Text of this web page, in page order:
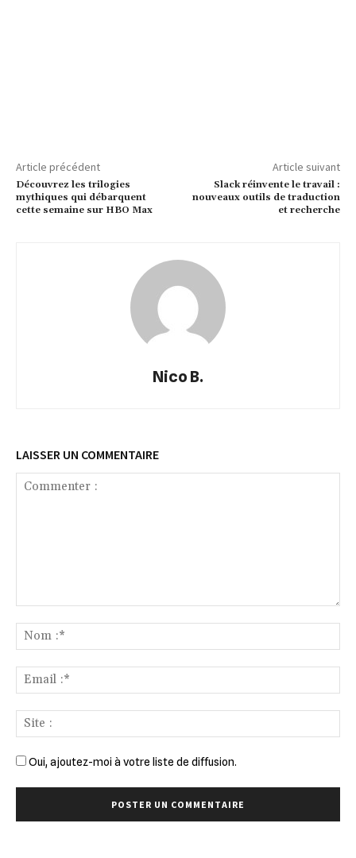
Article précédent
Découvrez les trilogies
mythiques qui débarquent
cette semaine sur HBO Max
Article suivant
Slack réinvente le travail :
nouveaux outils de traduction
et recherche
Nico B.
LAISSER UN COMMENTAIRE
Oui, ajoutez-moi à votre liste de diffusion.